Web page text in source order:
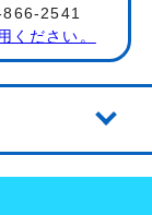
2541
ください。